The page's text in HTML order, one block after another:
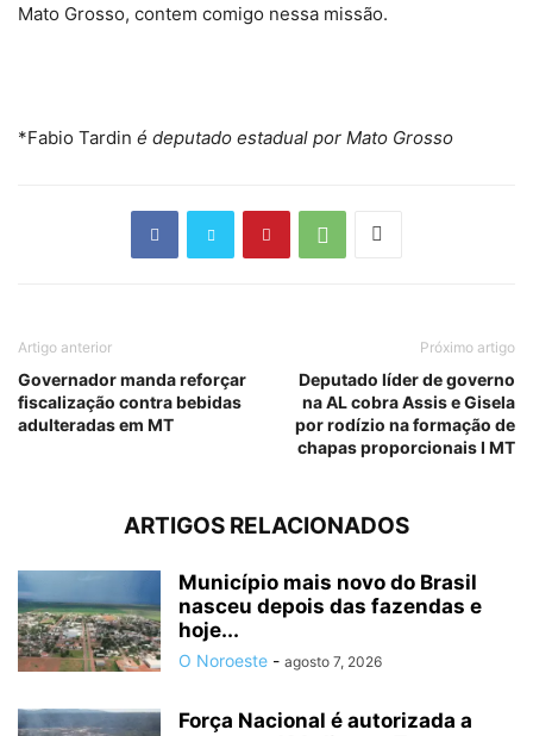
Mato Grosso, contem comigo nessa missão.
*Fabio Tardin é deputado estadual por Mato Grosso
Artigo anterior
Governador manda reforçar
fiscalização contra bebidas
adulteradas em MT
Próximo artigo
Deputado líder de governo
na AL cobra Assis e Gisela
por rodízio na formação de
chapas proporcionais I MT
ARTIGOS RELACIONADOS
Município mais novo do Brasil
nasceu depois das fazendas e
hoje...
O Noroeste - agosto 7, 2026
Força Nacional é autorizada a